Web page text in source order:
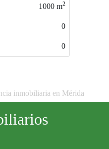
1200m
inmobiliaria en Mérida